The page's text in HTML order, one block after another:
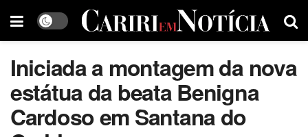
Iniciada a montagem da nova
estátua da beata Benigna
Cardoso em Santana do